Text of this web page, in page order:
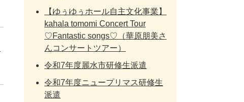
【ゆぅゆぅホール自主文化事業】
kahala tomomi Concert Tour
♡Fantastic songs♡（華原朋美さ
んコンサートツアー）
令和7年度麗水市研修生派遣
令和7年度ニュープリマス研修生
派遣